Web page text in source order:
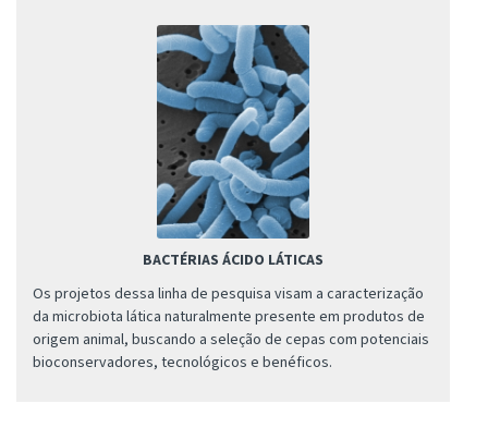
BACTÉRIAS ÁCIDO LÁTICAS
Os projetos dessa linha de pesquisa visam a caracterização
da microbiota lática naturalmente presente em produtos de
origem animal, buscando a seleção de cepas com potenciais
bioconservadores, tecnológicos e benéficos.